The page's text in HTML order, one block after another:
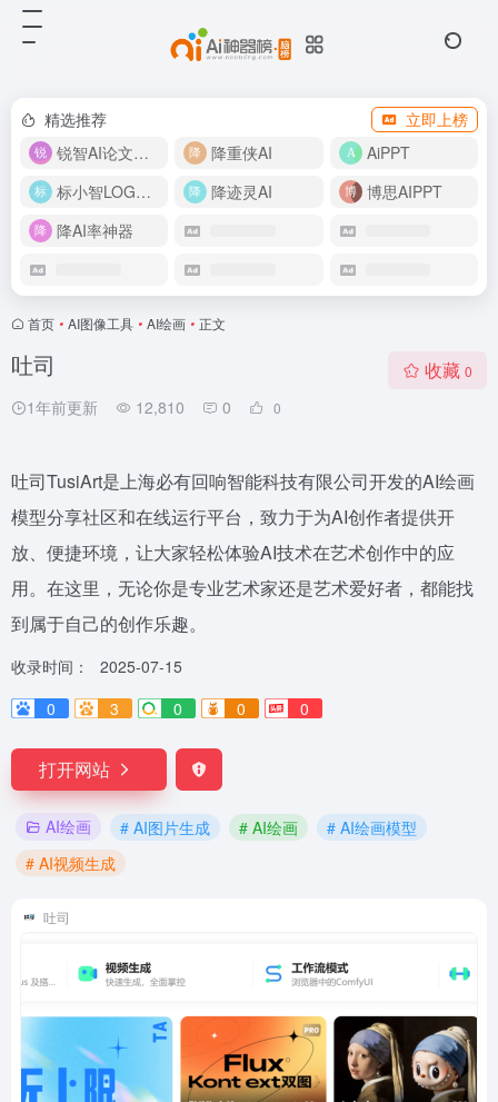
精选推荐
立即上榜
锐智AI论文生成
降重侠AI
AiPPT
标小智LOGO设计
降迹灵AI
博思AIPPT
降AI率神器
首页 • AI图像工具 • AI绘画 • 正文
吐司
1年前更新 12,810 0 0
收藏 0
吐司TusiArt是上海必有回响智能科技有限公司开发的AI绘画
模型分享社区和在线运行平台，致力于为AI创作者提供开
放、便捷环境，让大家轻松体验AI技术在艺术创作中的应
用。在这里，无论你是专业艺术家还是艺术爱好者，都能找
到属于自己的创作乐趣。
收录时间：
2025-07-15
0
3 0 0 0
打开网站
AI绘画 # AI图片生成 # AI绘画
# AI绘画模型
# AI视频生成
吐司